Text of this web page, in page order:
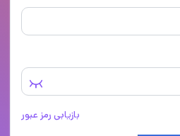
بازیابی رمز عبور